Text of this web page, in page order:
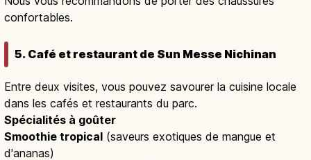
confortables.
5. Café et restaurant de Sun Messe Nichinan
Entre deux visites, vous pouvez savourer la cuisine locale
dans les cafés et restaurants du parc.
Spécialités à goûter
Smoothie tropical (saveurs exotiques de mangue et
d'ananas)